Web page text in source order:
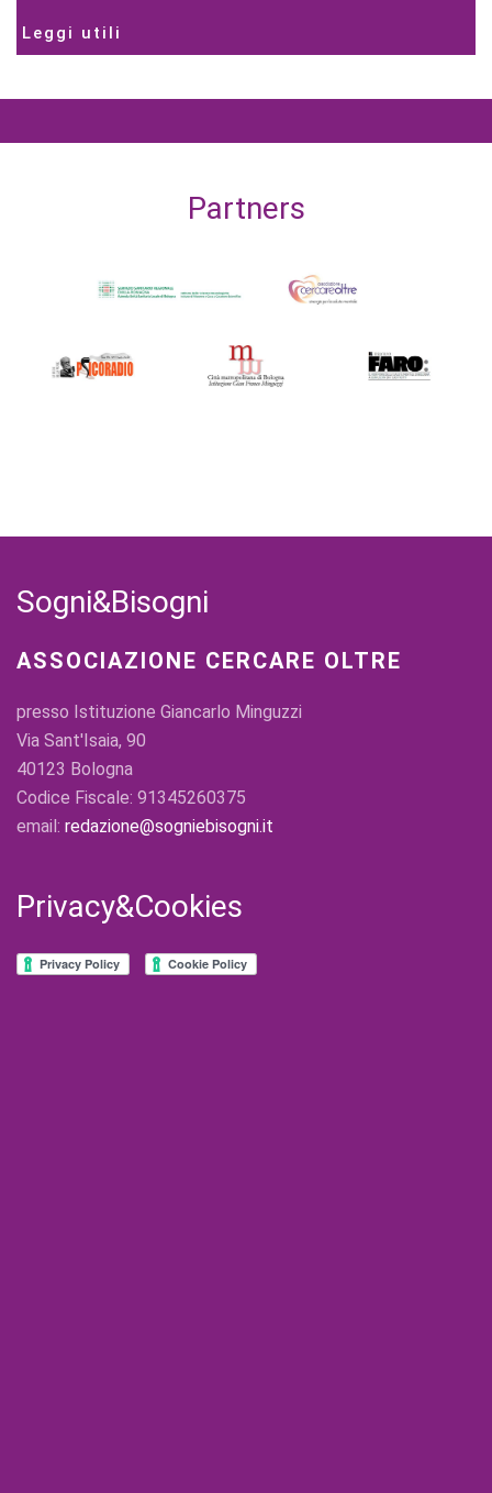
Leggi utili
Partners
Sogni&Bisogni
ASSOCIAZIONE CERCARE OLTRE
presso Istituzione Giancarlo Minguzzi
Via Sant'Isaia, 90
40123 Bologna
Codice Fiscale: 91345260375
email: redazione@sogniebisogni.it
Privacy&Cookies